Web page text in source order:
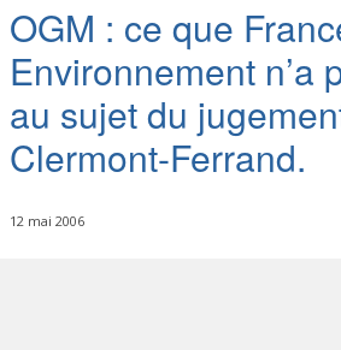
OGM : ce que
Environnement n’a
au sujet du
Clermont-Ferrand.
12 mai 2006